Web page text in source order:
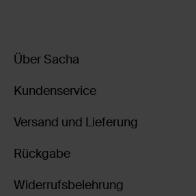
Über Sacha
Kundenservice
Versand und Lieferung
Rückgabe
Widerrufsbelehrung